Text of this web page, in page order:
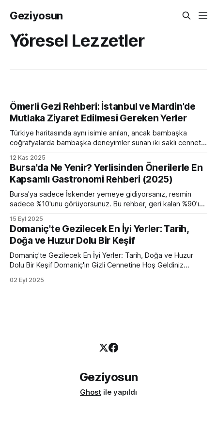
Geziyosun
Yöresel Lezzetler
Ömerli Gezi Rehberi: İstanbul ve Mardin'de
Mutlaka Ziyaret Edilmesi Gereken Yerler
Türkiye haritasında aynı isimle anılan, ancak bambaşka
coğrafyalarda bambaşka deneyimler sunan iki saklı cennet:
kalabalığından kaçış noktası, yemyeşil doğası ve huzurlu
atmosferiyle bilinirken; diğeri Mezopotamya'nın kalbinde,
binlerce yıllık tarihi ve kadim kültürel mirasıyla sizi zamanda
yolculuğa çıkarır. Bu kapsamlı
12 Kas 2025
Bursa'da Ne Yenir? Yerlisinden Önerilerle En
Kapsamlı Gastronomi Rehberi (2025)
Bursa'ya sadece İskender yemeye gidiyorsanız, resmin
sadece %10'unu görüyorsunuz. Bu rehber, geri kalan %90'ı
doğrudan lezzetin kalbine ineceğiz. Hazır olun. Bu liste,
sadece "ne yenir" sorusuna cevap vermiyor, aynı zamanda
size Bursa'nın gastronomik ruhunu
15 Eyl 2025
Domaniç'te Gezilecek En İyi Yerler: Tarih,
Doğa ve Huzur Dolu Bir Keşif
Domaniç'te Gezilecek En İyi Yerler: Tarih, Doğa ve Huzur
Dolu Bir Keşif Domaniç'in Gizli Cennetine Hoş Geldiniz
güzellikleriyle değil, Osmanlı İmparatorluğu'nun temellerinin
02 Eyl 2025
Geziyosun
Ghost ile yapıldı